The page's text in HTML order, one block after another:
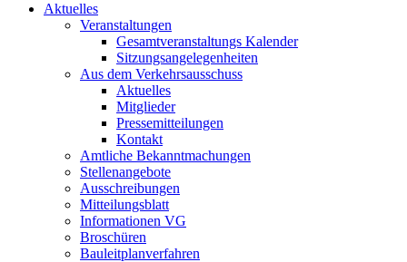
Aktuelles
Veranstaltungen
Gesamtveranstaltungs Kalender
Sitzungsangelegenheiten
Aus dem Verkehrsausschuss
Aktuelles
Mitglieder
Pressemitteilungen
Kontakt
Amtliche Bekanntmachungen
Stellenangebote
Ausschreibungen
Mitteilungsblatt
Informationen VG
Broschüren
Bauleitplanverfahren